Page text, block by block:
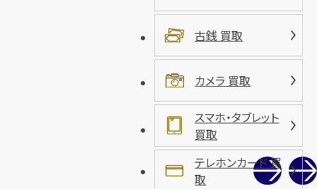
古銭 買取
カメラ 買取
スマホ・タブレット
買取
テレホンカード 買
取